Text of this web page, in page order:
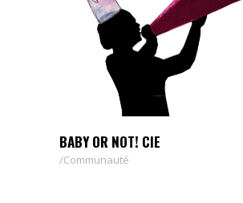
BABY OR NOT! CIE
Communauté